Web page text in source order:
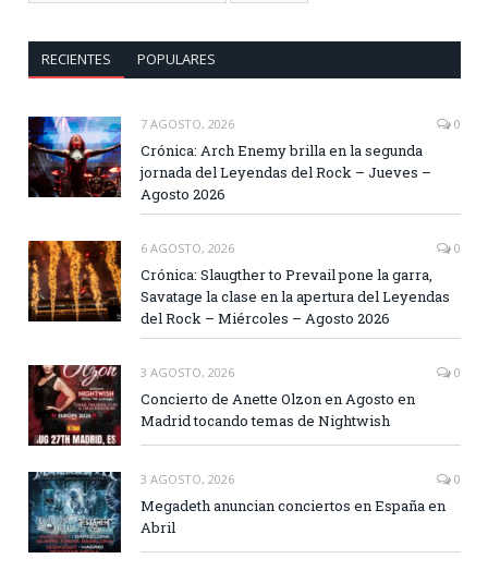
RECIENTES POPULARES
7 AGOSTO, 2026 0
Crónica: Arch Enemy brilla en la segunda
jornada del Leyendas del Rock – Jueves –
Agosto 2026
6 AGOSTO, 2026 0
Crónica: Slaugther to Prevail pone la garra,
Savatage la clase en la apertura del Leyendas
del Rock – Miércoles – Agosto 2026
3 AGOSTO, 2026 0
Concierto de Anette Olzon en Agosto en
Madrid tocando temas de Nightwish
3 AGOSTO, 2026 0
Megadeth anuncian conciertos en España en
Abril